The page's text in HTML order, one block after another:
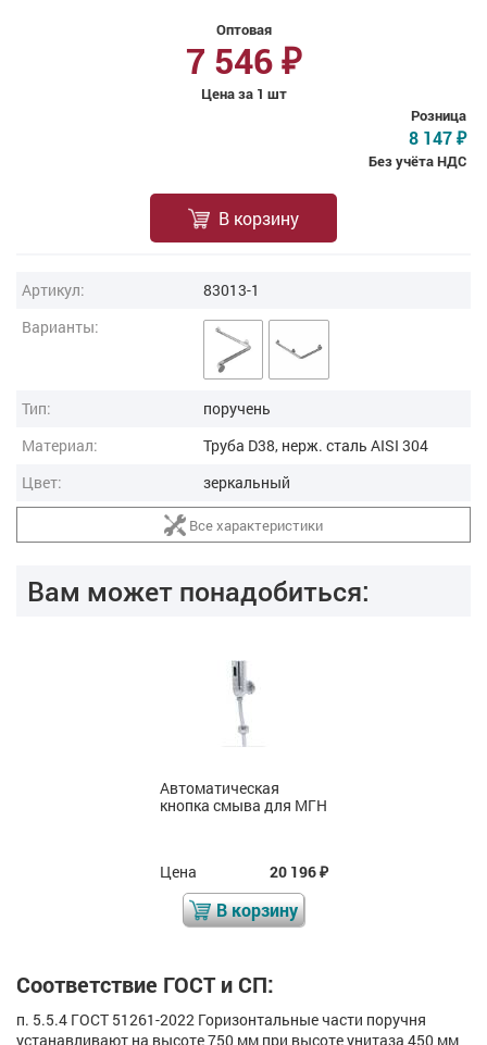
Оптовая
7 546 ₽
Цена за 1 шт
Розница
8 147 ₽
Без учёта НДС
В корзину
Артикул:
83013-1
Варианты:
Тип:
поручень
Материал:
Труба D38, нерж. cталь AISI 304
Цвет:
зеркальный
Все характеристики
Вам может понадобиться:
Автоматическая
кнопка смыва для МГН
Цена 20 196₽
В корзину
Соответствие ГОСТ и СП:
п. 5.5.4 ГОСТ 51261-2022 Горизонтальные части поручня
устанавливают на высоте 750 мм при высоте унитаза 450 мм